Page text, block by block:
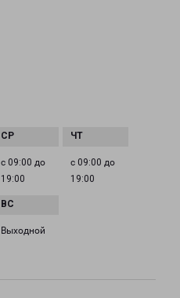
с 09:00 до
19:00
с 09:00 до
19:00
Выходной